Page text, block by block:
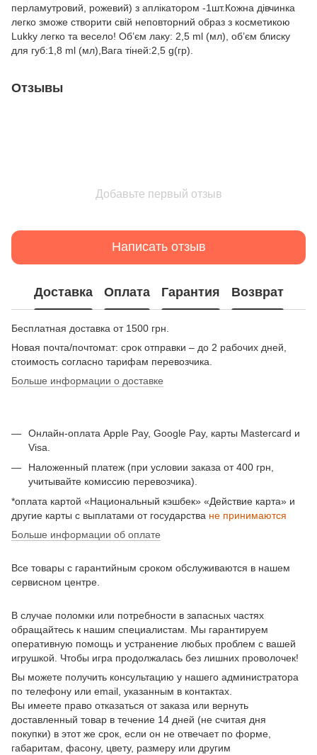
перламутровий, рожевий) з аплікатором -1шт.Кожна дівчинка
легко зможе створити свій неповторний образ з косметикою
Lukky легко та весело! Об’єм лаку: 2,5 ml (мл), об’єм блиску
для губ:1,8 ml (мл),Вага тіней:2,5 g(гр).
Отзывы
Добавьте первый отзыв
Написать отзыв
Доставка Оплата Гарантия Возврат
Бесплатная доставка от 1500 грн.
Новая почта/почтомат: срок отправки – до 2 рабочих дней,
стоимость согласно тарифам перевозчика.
Больше информации о доставке
Онлайн-оплата Apple Pay, Google Pay, карты Mastercard и
Visa.
Наложенный платеж (при условии заказа от 400 грн,
учитывайте комиссию перевозчика).
*оплата картой «Национальный кэшбек» «Действие карта» и
другие карты с выплатами от государства не принимаются
Больше информации об оплате
Все товары с гарантийным сроком обслуживаются в нашем
сервисном центре.
В случае поломки или потребности в запасных частях
обращайтесь к нашим специалистам. Мы гарантируем
оперативную помощь и устранение любых проблем с вашей
игрушкой. Чтобы игра продолжалась без лишних проволочек!
Вы можете получить консультацию у нашего администратора
по телефону или email, указанным в контактах.
Вы имеете право отказаться от заказа или вернуть
доставленный товар в течение 14 дней (не считая дня
покупки) в этот же срок, если он не отвечает по форме,
габаритам, фасону, цвету, размеру или другим